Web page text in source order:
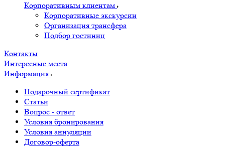
Корпоративным клиентам
Корпоративные экскурсии
Организация трансфера
Подбор гостиниц
Контакты
Интересные места
Информация
Подарочный сертификат
Статьи
Вопрос - ответ
Условия бронирования
Условия аннуляции
Договор-оферта